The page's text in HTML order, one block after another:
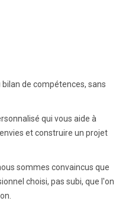
de compétences, sans
qui vous aide à
et construire un projet
sommes convaincus que
choisi, pas subi, que l'on